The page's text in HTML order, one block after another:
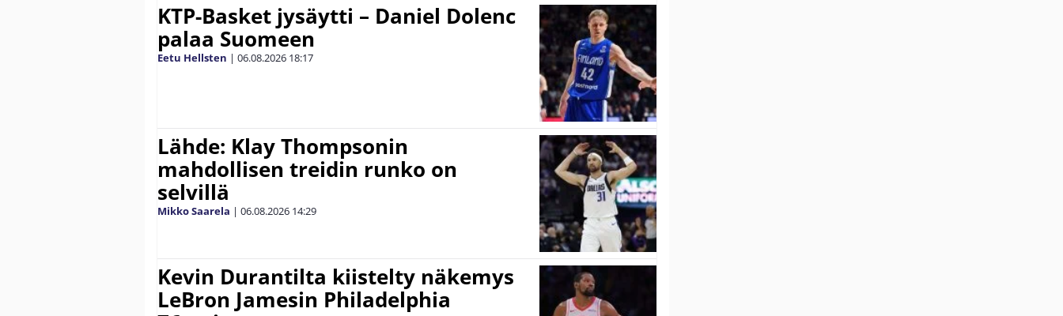
KTP-Basket jysäytti – Daniel Dolenc
palaa Suomeen
Eetu Hellsten | 06.08.2026 18:17
Lähde: Klay Thompsonin
mahdollisen treidin runko on
selvillä
Mikko Saarela | 06.08.2026 14:29
Kevin Durantilta kiistelty näkemys
LeBron Jamesin Philadelphia